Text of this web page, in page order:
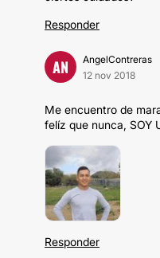
Responder
AN
AngelContreras
12 nov 2018
Me encuentro de
felíz que nunca, SOY
Responder